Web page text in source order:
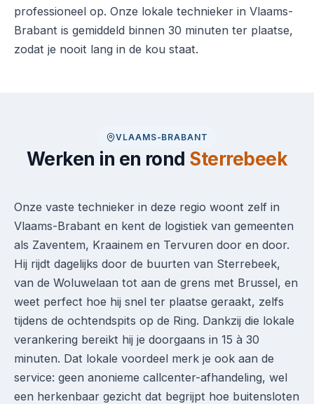
professioneel op. Onze lokale technieker in Vlaams-
Brabant is gemiddeld binnen 30 minuten ter plaatse,
zodat je nooit lang in de kou staat.
VLAAMS-BRABANT
Werken in en rond Sterrebeek
Onze vaste technieker in deze regio woont zelf in
Vlaams-Brabant en kent de logistiek van gemeenten
als Zaventem, Kraainem en Tervuren door en door.
Hij rijdt dagelijks door de buurten van Sterrebeek,
van de Woluwelaan tot aan de grens met Brussel, en
weet perfect hoe hij snel ter plaatse geraakt, zelfs
tijdens de ochtendspits op de Ring. Dankzij die lokale
verankering bereikt hij je doorgaans in 15 à 30
minuten. Dat lokale voordeel merk je ook aan de
service: geen anonieme callcenter-afhandeling, wel
een herkenbaar gezicht dat begrijpt hoe buitensloten